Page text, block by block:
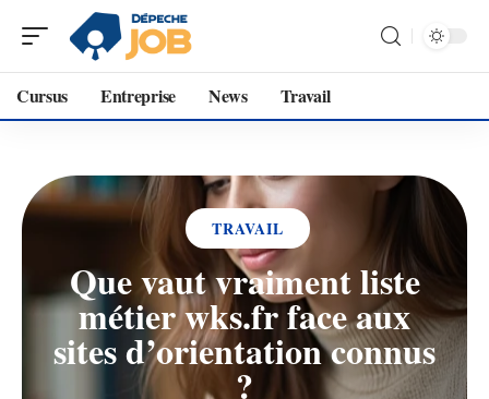
Cursus Entreprise News Travail
TRAVAIL
Que vaut vraiment liste
métier wks.fr face aux
sites d’orientation connus
?